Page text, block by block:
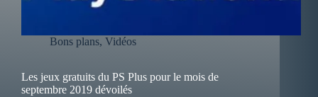
Bons plans, Vidéos
Les jeux gratuits du PS Plus pour le mois de
septembre 2019 dévoilés